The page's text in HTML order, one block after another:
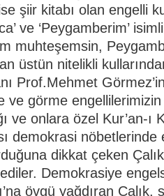
şiir kitabı olan engelli
ve ‘Peygamberim’
muhteşemsin,
üstün nitelikli
Prof.Mehmet
ve görme
ve onlara özel Kur’an-ı
demokrasi nöbetlerinde
dikkat çeken
Demokrasiye
övgü yağdıran Çalık,